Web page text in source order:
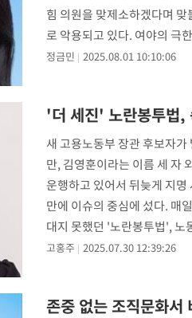
힘 의원을 맞제소하겠다며
로 악용되고 있다. 여야의 극
정금민 2025.08.01 10:10:06
'더 세진' 노란봉투법,
새 고용노동부 장관 후보자
만, 김영훈이라는 이름 세 자
운행하고 있어서 뒤늦게 지
만에 이슈의 중심에 섰다. 매
대지 못했던 '노란봉투법', 노
고홍주 2025.07.30 12:39:26
존중 없는 조직문화